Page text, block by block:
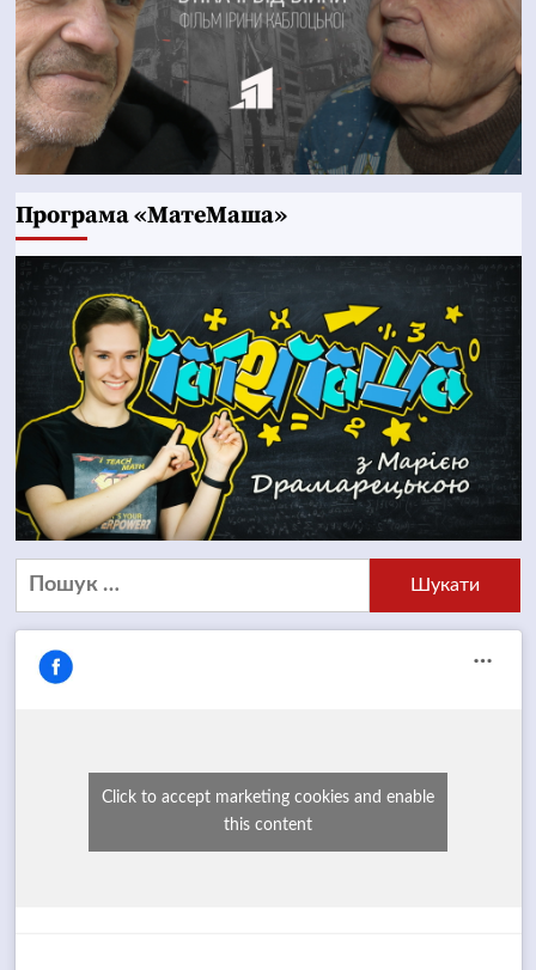
Програма «МатеМаша»
Пошук:
Click to accept marketing cookies and enable
this content